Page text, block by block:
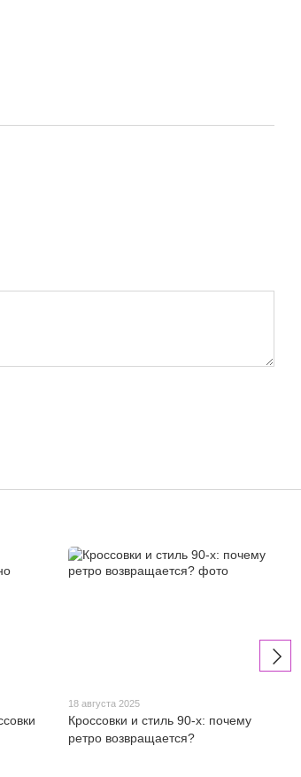
18 августа 2025
Кроссовки и стиль 90-х: почему
ретро возвращается?